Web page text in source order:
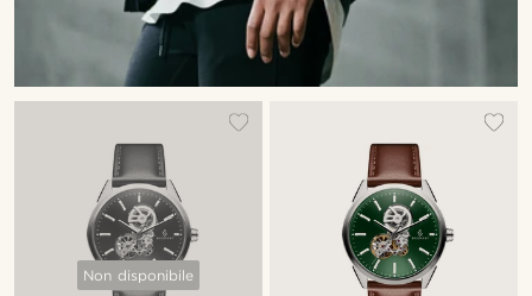
Non disponibile